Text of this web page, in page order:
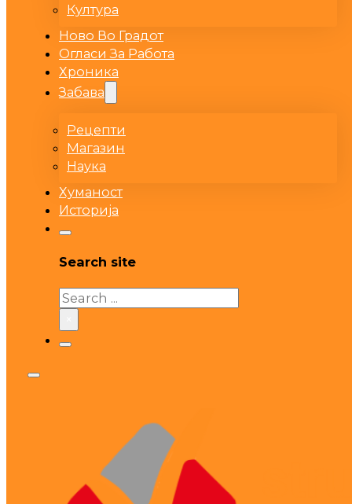
Култура
Ново Во Градот
Огласи За Работа
Хроника
Забава
Рецепти
Магазин
Наука
Хуманост
Историја
Search site
Search